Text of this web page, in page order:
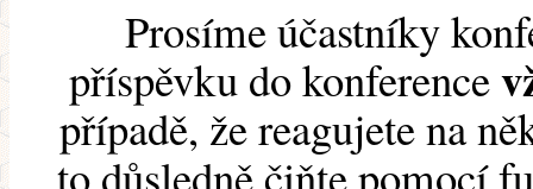
Prosíme účastníky
příspěvku do konference
případě, že reagujete na
to důsledně čiňte pomocí